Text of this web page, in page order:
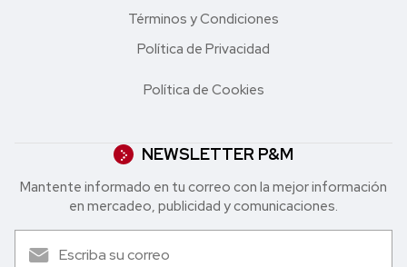
Términos y Condiciones
Política de Privacidad
Política de Cookies
NEWSLETTER P&M
Mantente informado en tu correo con la mejor in formación
en mercadeo, publicidad y comunicaciones.